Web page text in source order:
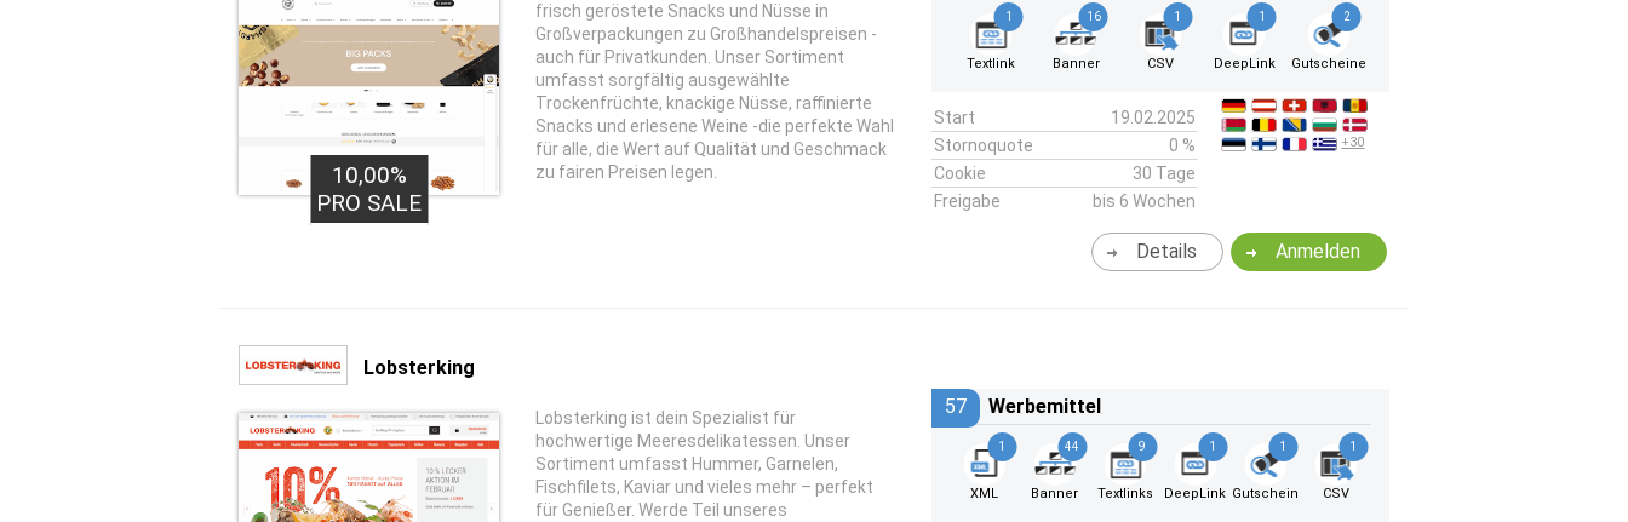
10,00%
PRO SALE
frisch geröstete Snacks und Nüsse in
Großverpackungen zu Großhandelspreisen -
auch für Privatkunden. Unser Sortiment
umfasst sorgfältig ausgewählte
Trockenfrüchte, knackige Nüsse, raffinierte
Snacks und erlesene Weine -die perfekte Wahl
für alle, die Wert auf Qualität und Geschmack
zu fairen Preisen legen.
1
Textlink
16
Banner
1
CSV
1
DeepLink
2
Gutscheine
Start
19.02.2025
Stornoquote
0 %
Cookie
30 Tage
Freigabe
bis 6 Wochen
+30
Anmelden
Details
Lobsterking
Lobsterking ist dein Spezialist für
hochwertige Meeresdelikatessen. Unser
Sortiment umfasst Hummer, Garnelen,
Fischfilets, Kaviar und vieles mehr – perfekt
für Genießer. Werde Teil unseres
57 Werbemittel
1
XML
44
Banner
9
Textlinks
1
DeepLink
1
Gutschein
1
CSV